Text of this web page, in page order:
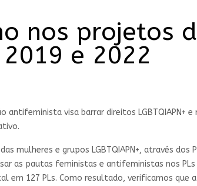
nos projetos
e 2022
visa barrar direitos LGBTQIAPN+
mulheres e grupos LGBTQIAPN+, através dos
as pautas feministas e antifeministas nos
127 PLs. Como resultado, verificamos que